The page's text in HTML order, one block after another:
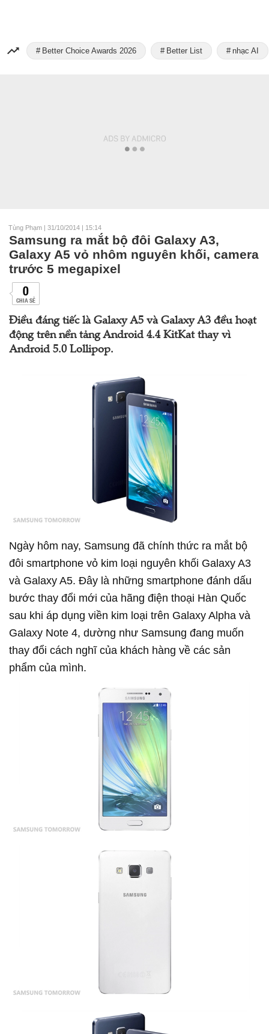
Better Choice Awards 2026 Better List nhạc AI
Tùng Phạm | 31/10/2014 | 15:14
Samsung ra mắt bộ đôi Galaxy A3,
Galaxy A5 vỏ nhôm nguyên khối, camera
trước 5 megapixel
0
CHIA SẺ
Điều đáng tiếc là Galaxy A5 và Galaxy A3 đều hoạt
động trên nền tảng Android 4.4 KitKat thay vì
Android 5.0 Lollipop.
Ngày hôm nay, Samsung đã chính thức ra mắt bộ
đôi smartphone vỏ kim loại nguyên khối Galaxy A3
và Galaxy A5. Đây là những smartphone đánh dấu
bước thay đổi mới của hãng điện thoại Hàn Quốc
sau khi áp dụng viền kim loại trên Galaxy Alpha và
Galaxy Note 4, dường như Samsung đang muốn
thay đổi cách nghĩ của khách hàng về các sản
phẩm của mình.